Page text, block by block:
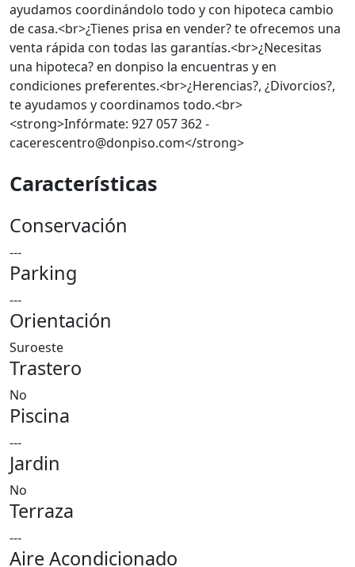
ayudamos coordinándolo todo y con hipoteca cambio
de casa.<br>¿Tienes prisa en vender? te ofrecemos una
venta rápida con todas las garantías.<br>¿Necesitas
una hipoteca? en donpiso la encuentras y en
condiciones preferentes.<br>¿Herencias?, ¿Divorcios?,
te ayudamos y coordinamos todo.<br>
<strong>Infórmate: 927 057 362 -
cacerescentro@donpiso.com</strong>
Características
Conservación
---
Parking
---
Orientación
Suroeste
Trastero
No
Piscina
---
Jardin
No
Terraza
---
Aire Acondicionado